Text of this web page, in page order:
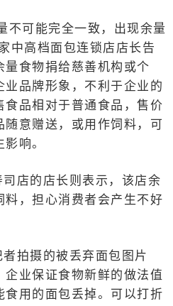
不可能完全一致，出现余量
中高档面包连锁店店长告
食物捐给慈善机构或个
品牌形象，不利于企业的
食品相对于普通食品，售价
意赠送，或用作饲料，可
响。
店的店长则表示，该店余
，担心消费者会产生不好
拍摄的被丢弃面包图片
业保证食物新鲜的做法值
用的面包丢掉。可以打折